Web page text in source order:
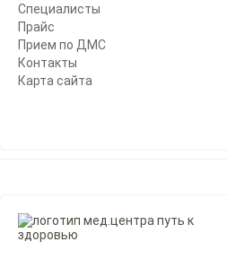
Специалисты
Прайс
Прием по ДМС
Контакты
Карта сайта